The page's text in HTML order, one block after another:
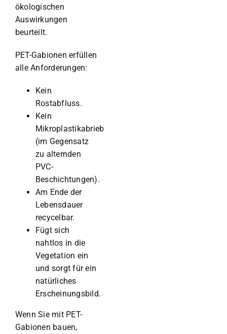
ökologischen
Auswirkungen
beurteilt.
PET-Gabionen erfüllen
alle Anforderungen:
Kein
Rostabfluss.
Kein
Mikroplastikabrieb
(im Gegensatz
zu alternden
PVC-
Beschichtungen).
Am Ende der
Lebensdauer
recycelbar.
Fügt sich
nahtlos in die
Vegetation ein
und sorgt für ein
natürliches
Erscheinungsbild.
Wenn Sie mit PET-
Gabionen bauen,